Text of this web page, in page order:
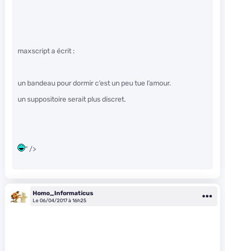
maxscript a écrit :
un bandeau pour dormir c’est un peu tue l’amour.
un suppositoire serait plus discret.
" />
Homo_Informaticus
Le 06/04/2017 à 16h25